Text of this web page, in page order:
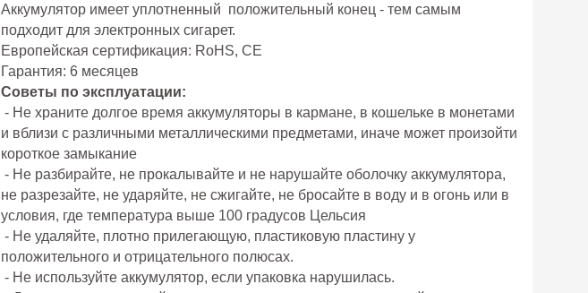
Аккумулятор имеет уплотненный положительный конец - тем самым
подходит для электронных сигарет.
Европейская сертификация: RoHS, CE
Гарантия: 6 месяцев
Советы по эксплуатации:
- Не храните долгое время аккумуляторы в кармане, в кошельке в монетами
и вблизи с различными металлическими предметами, иначе может произойти
короткое замыкание
- Не разбирайте, не прокалывайте и не нарушайте оболочку аккумулятора,
не разрезайте, не ударяйте, не сжигайте, не бросайте в воду и в огонь или в
условия, где температура выше 100 градусов Цельсия
- Не удаляйте, плотно прилегающую, пластиковую пластину у
положительного и отрицательного полюсах.
- Не используйте аккумулятор, если упаковка нарушилась.